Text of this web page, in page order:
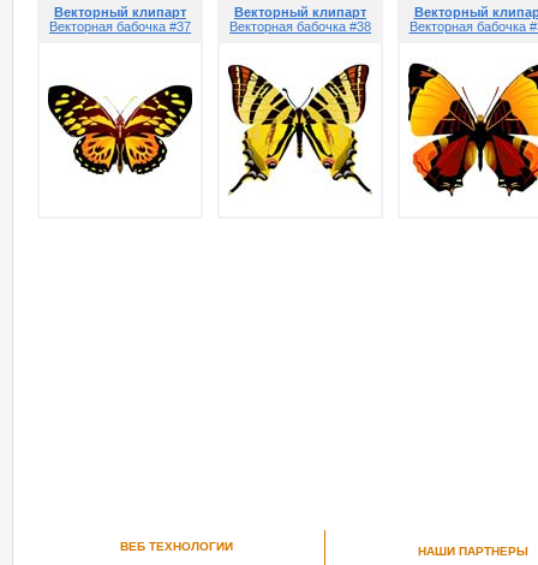
Векторный клипарт
Векторная бабочка #37
Векторный клипарт
Векторная бабочка #38
Векторный
Векторная бабочка
ВЕБ ТЕХНОЛОГИИ НАШИ ПАРТНЕРЫ